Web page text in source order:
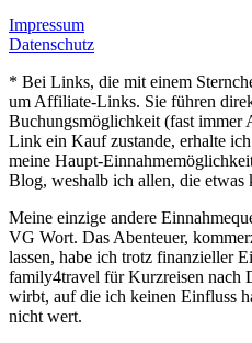
Impressum
Datenschutz
* Bei Links, die mit einem
um Affiliate-Links. Sie führen
Buchungsmöglichkeit (fast immer
Link ein Kauf zustande, erhalte
meine Haupt-
Blog, weshalb ich allen, die etwas
Meine einzige andere
VG Wort. Das Abenteuer,
lassen, habe ich trotz finanzieller
family4travel für Kurzreisen nach
wirbt, auf die ich keinen Einfluss
nicht wert.